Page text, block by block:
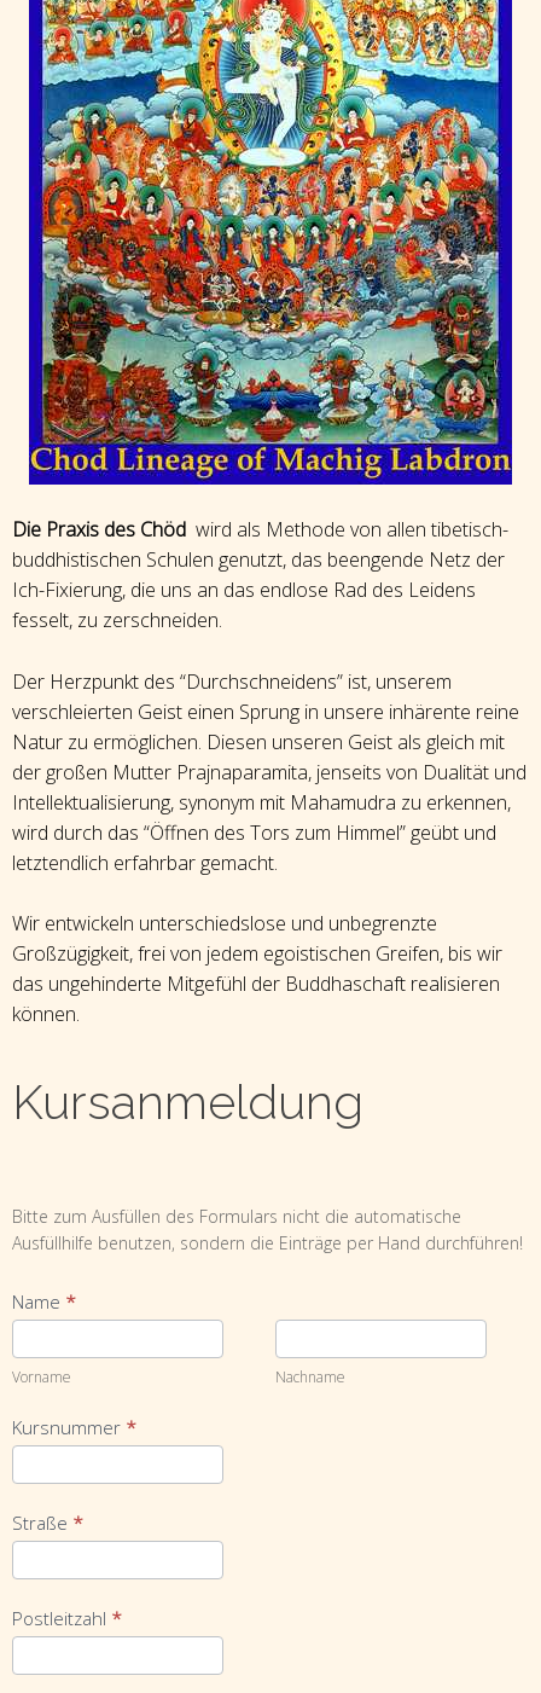
Die Praxis des Chöd wird als Methode von allen tibetisch-
buddhistischen Schulen genutzt, das beengende Netz der
Ich-Fixierung, die uns an das endlose Rad des Leidens
fesselt, zu zerschneiden.
Der Herzpunkt des “Durchschneidens” ist, unserem
verschleierten Geist einen Sprung in unsere inhärente reine
Natur zu ermöglichen. Diesen unseren Geist als gleich mit
der großen Mutter Prajnaparamita, jenseits von Dualität und
Intellektualisierung, synonym mit Mahamudra zu erkennen,
wird durch das “Öffnen des Tors zum Himmel” geübt und
letztendlich erfahrbar gemacht.
Wir entwickeln unterschiedslose und unbegrenzte
Großzügigkeit, frei von jedem egoistischen Greifen, bis wir
das ungehinderte Mitgefühl der Buddhaschaft realisieren
können.
Kursanmeldung
Kursanmeldung
Bitte zum Ausfüllen des Formulars nicht die automatische
Ausfüllhilfe benutzen, sondern die Einträge per Hand durchführen!
Name *
Vorname Nachname
Kursnummer *
Straße *
Postleitzahl *